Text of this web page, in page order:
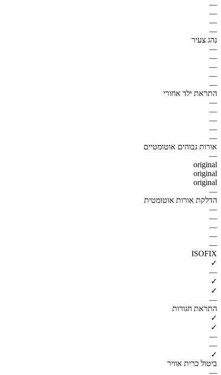
—
—
—
—
נהג צעיר
—
—
—
—
—
התראת ילד אחורי
—
—
—
—
—
אורות גבוהים אוטומטיים
—
original
original
original
—
הדלקת אורות אוטומטית
—
—
—
—
—
ISOFIX
✓
—
✓
✓
—
התראת חגורות
✓
✓
—
—
✓
ביטול כרית אוויר
—